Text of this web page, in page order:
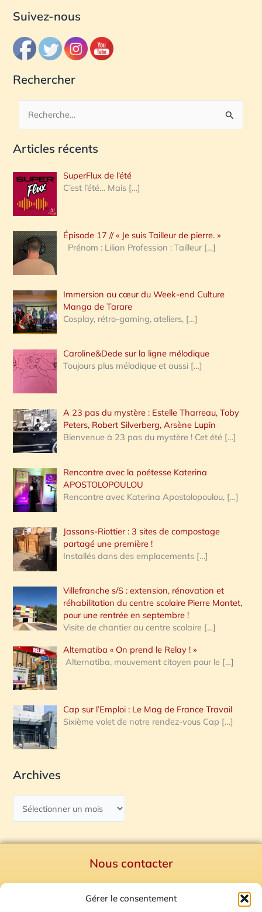
Gérer le consentement
Suivez-nous
Rechercher
c
e
r
c
h
e
:
Articles récents
SuperFlux de l’été
C’est l’été… Mais […]
Épisode 17 // « Je suis Tailleur de pierre. »
Prénom : Lilian Profession : Tailleur […]
Immersion au cœur du Week-end Culture
Manga de Tarare
Cosplay, rétro-gaming, ateliers, […]
Caroline&Dede sur la ligne mélodique
Toujours plus mélodique et aussi […]
A 23 pas du mystère : Estelle Tharreau, Toby
Peters, Robert Silverberg, Arsène Lupin
Bienvenue à 23 pas du mystère ! Cet été […]
Rencontre avec la poétesse Katerina
APOSTOLOPOULOU
Rencontre avec Katerina Apostolopoulou, […]
Jassans-Riottier : 3 sites de compostage
partagé une première !
Installés dans des emplacements […]
Villefranche s/S : extension, rénovation et
réhabilitation du centre scolaire Pierre Montet,
pour une rentrée en septembre !
Visite de chantier au centre scolaire […]
Alternatiba « On prend le Relay ! »
Alternatiba, mouvement citoyen pour le […]
Cap sur l’Emploi : Le Mag de France Travail
Sixième volet de notre rendez-vous Cap […]
Archives
Nous contacter